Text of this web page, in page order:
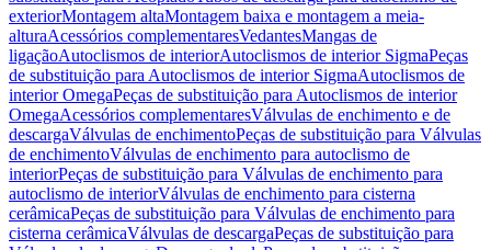
exteriorMontagem altaMontagem baixa e montagem a meia-
alturaAcessórios complementaresVedantesMangas de
ligaçãoAutoclismos de interiorAutoclismos de interior SigmaPeças
de substituição para Autoclismos de interior SigmaAutoclismos de
interior OmegaPeças de substituição para Autoclismos de interior
OmegaAcessórios complementaresVálvulas de enchimento e de
descargaVálvulas de enchimentoPeças de substituição para Válvulas
de enchimentoVálvulas de enchimento para autoclismo de
interiorPeças de substituição para Válvulas de enchimento para
autoclismo de interiorVálvulas de enchimento para cisterna
cerâmicaPeças de substituição para Válvulas de enchimento para
cisterna cerâmicaVálvulas de descargaPeças de substituição para